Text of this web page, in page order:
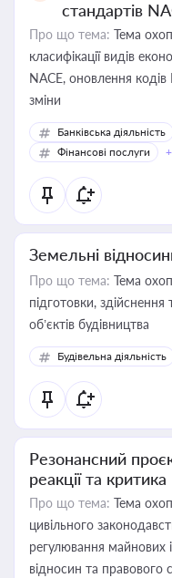
стандартів
Про що тема: Тема
класифікації видів
NACE, оновлення
зміни
Банківська діяльність
Фінансові послуги
Земельні
Про що тема: Тема
підготовки,
об’єктів будівництва
Будівельна діяльність
Резонансний
реакції та критика
Про що тема: Тема
цивільного
регулювання майнових
відносин та правового